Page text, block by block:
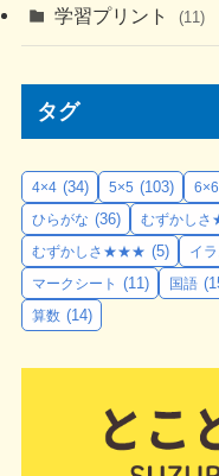
学習プリント (11)
タグ
4×4 (34) 5×5 (103) 6×6
ひらがな (36) むずかしさ
むずかしさ★★★ (5) イ
マークシート (11) 国語
算数 (14)